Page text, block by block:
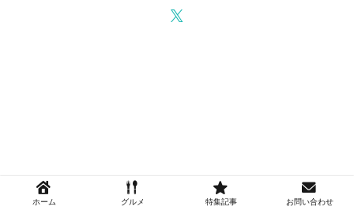
ホーム グルメ 特集記事 お問い合わせ